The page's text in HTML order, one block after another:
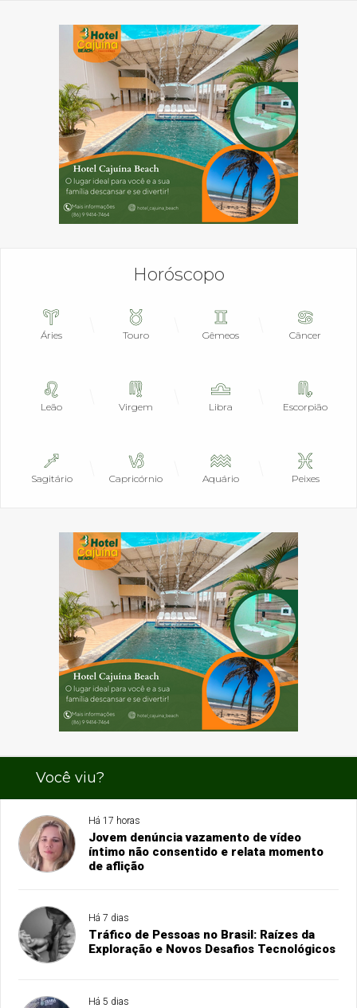
Horóscopo
Áries Touro Gêmeos Câncer
Leão Virgem Libra Escorpião
Sagitário Capricórnio Aquário Peixes
Você viu?
Há 17 horas
Jovem denúncia vazamento de vídeo
íntimo não consentido e relata momento
de aflição
Há 7 dias
Tráfico de Pessoas no Brasil: Raízes da
Exploração e Novos Desafios Tecnológicos
Há 5 dias